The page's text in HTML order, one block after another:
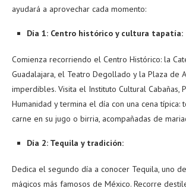
ayudará a aprovechar cada momento:
Día 1: Centro histórico y cultura tapatía:
Comienza recorriendo el Centro Histórico: la
Guadalajara, el Teatro Degollado y la Plaza de
imperdibles. Visita el Instituto Cultural Cabañas,
Humanidad y termina el día con una cena típica:
carne en su jugo o birria, acompañadas de
Día 2: Tequila y tradición:
Dedica el segundo día a conocer Tequila, uno
mágicos más famosos de México. Recorre